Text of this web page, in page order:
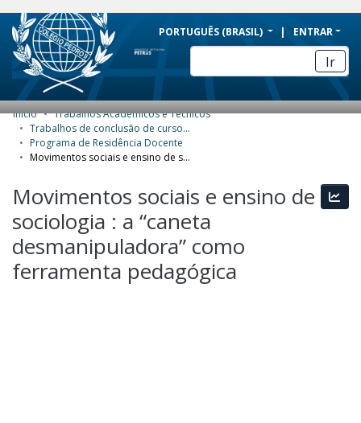
BRAZIL
Simplifique!
Comunica BR
Participe
Acesso à informação
Legislação
PORTUGUÊS (BRASIL) ENTRAR
Ir
COMUNIDADES E COLEÇÕES
NAVEGAR
ESTATÍSTICAS
SOBRE
Início
Trabalhos Acadêmicos e Técnicos
Trabalhos de conclusão de curso de Especialização
Programa de Residência Docente
Movimentos sociais e ensino de sociologia : a “caneta desmanipuladora” como ferramenta pedagógica
Movimentos sociais e ensino de
sociologia : a “caneta
desmanipuladora” como
ferramenta pedagógica